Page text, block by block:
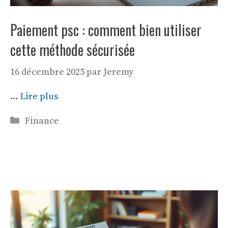
Paiement psc : comment bien utiliser
cette méthode sécurisée
16 décembre 2025par Jeremy
… Lire plus
Catégories
Finance